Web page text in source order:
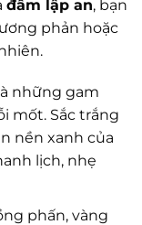
đầm lập an, bạn
phản hoặc
những gam
mốt. Sắc trắng
nền xanh của
lịch, nhẹ
phấn, vàng